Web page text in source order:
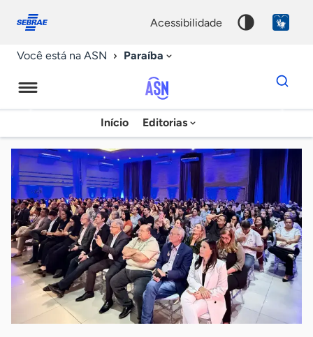
conosco
acessibilidade
Você está na ASN Paraíba
Agência
Sebrae
de
Notícias
Início Editorias
Dados
para
chave